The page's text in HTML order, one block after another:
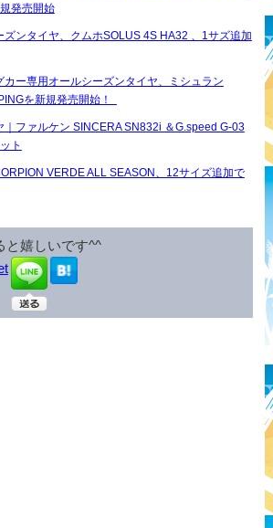
発売開始
ズンタイヤ、クムホSOLUS 4S HA32 、1サズ追加
カー専用オールシーズンタイヤ、ミシュラン
を新規発売開始！
｜ファルケン SINCERA SN832i ＆G.speed G-03
ト
VERDE ALL SEASON、12サイズ追加で
と嬉しいです^^